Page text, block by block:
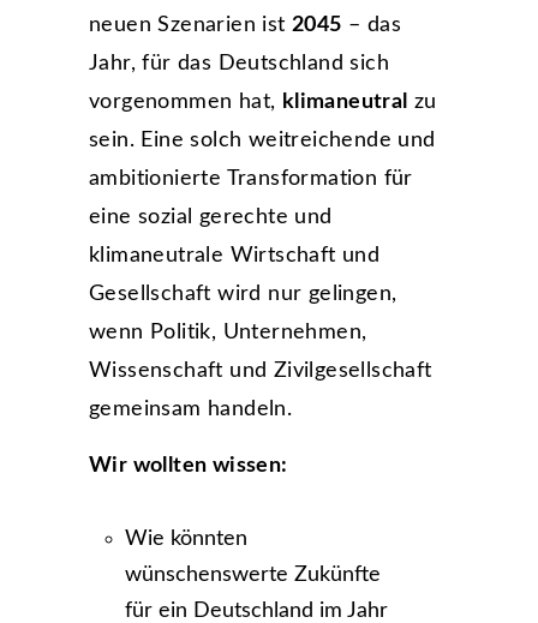
neuen Szenarien ist 2045 – das
Jahr, für das Deutschland sich
vorgenommen hat, klimaneutral zu
sein. Eine solch weitreichende und
ambitionierte Transformation für
eine sozial gerechte und
klimaneutrale Wirtschaft und
Gesellschaft wird nur gelingen,
wenn Politik, Unternehmen,
Wissenschaft und Zivilgesellschaft
gemeinsam handeln.
Wir wollten wissen:
Wie könnten
wünschenswerte Zukünfte
für ein Deutschland im Jahr